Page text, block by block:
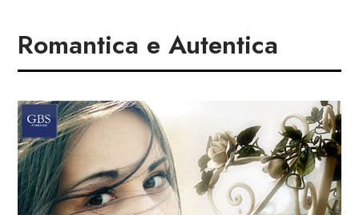
Romantica e Autentica